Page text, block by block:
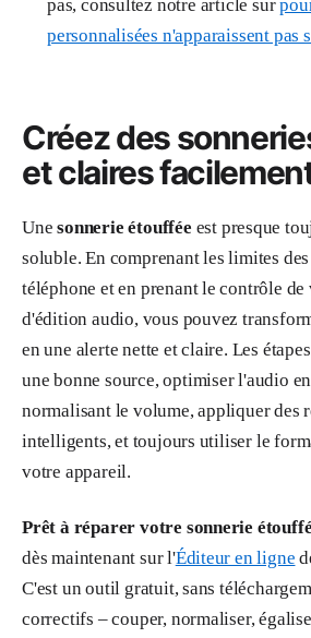
pas, consultez notre article sur
personnalisées n'apparaissent pas
Créez des
et claires
Unesonnerie étouffée est presque
soluble. En comprenant les limites
téléphone et en prenant le contrôle de
d'édition audio, vous pouvez
en une alerte nette et claire. Les
une bonne source, optimiser l'audio
normalisant le volume, appliquer des
intelligents, et toujours utiliser le
votre appareil.
Prêt à réparer votre sonnerie
dès maintenant sur l'Éditeur en ligne
C'est un outil gratuit, sans
correctifs – couper, normaliser,